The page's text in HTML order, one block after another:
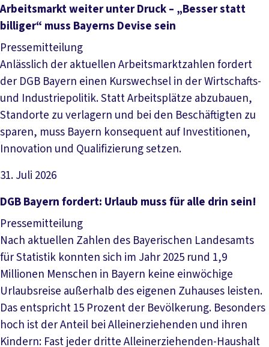
Artikel lesen
Arbeitsmarkt weiter unter Druck – „Besser statt
billiger“ muss Bayerns Devise sein
Pressemitteilung
Anlässlich der aktuellen Arbeitsmarktzahlen fordert
der DGB Bayern einen Kurswechsel in der Wirtschafts-
und Industriepolitik. Statt Arbeitsplätze abzubauen,
Standorte zu verlagern und bei den Beschäftigten zu
sparen, muss Bayern konsequent auf Investitionen,
Innovation und Qualifizierung setzen.
31. Juli 2026
Artikel lesen
DGB Bayern fordert: Urlaub muss für alle drin sein!
Pressemitteilung
Nach aktuellen Zahlen des Bayerischen Landesamts
für Statistik konnten sich im Jahr 2025 rund 1,9
Millionen Menschen in Bayern keine einwöchige
Urlaubsreise außerhalb des eigenen Zuhauses leisten.
Das entspricht 15 Prozent der Bevölkerung. Besonders
hoch ist der Anteil bei Alleinerziehenden und ihren
Kindern: Fast jeder dritte Alleinerziehenden-Haushalt